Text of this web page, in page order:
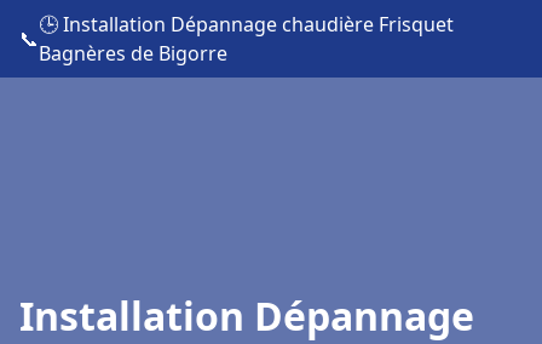
📞
🕒 Installation Dépannage chaudière Frisquet
Bagnères de Bigorre
Installation Dépannage